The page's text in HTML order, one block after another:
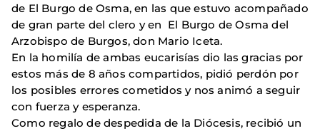
de El Burgo de Osma, en las que estuvo acompañado
de gran parte del clero y en El Burgo de Osma del
Arzobispo de Burgos, don Mario Iceta.
En la homilía de ambas eucarisías dio las gracias por
estos más de 8 años compartidos, pidió perdón por
los posibles errores cometidos y nos animó a seguir
con fuerza y esperanza.
Como regalo de despedida de la Diócesis, recibió un